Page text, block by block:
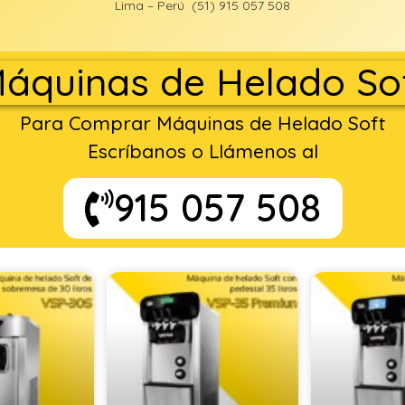
Lima – Perú (51) 915 057 508
de Helado
Para Comprar Máquinas de Helado Soft
Escríbanos o Llámenos al
915 057 508